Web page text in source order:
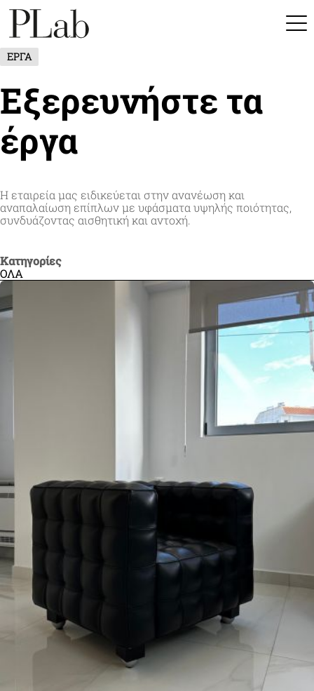
Αρχική
Υπηρεσίες
Projects
Επικοινωνία
ΈΡΓΑ
Εξερευνήστε τα
έργα
Η εταιρεία μας ειδικεύεται στην ανανέωση και
αναπαλαίωση επίπλων με υφάσματα υψηλής ποιότητας,
συνδυάζοντας αισθητική και αντοχή.
Κατηγορίες
ΟΛΑ